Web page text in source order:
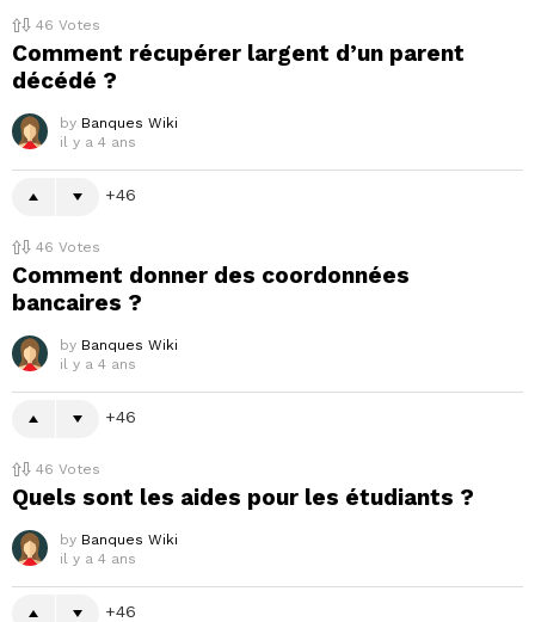
46 Votes
Comment récupérer largent d’un parent
décédé ?
by Banques Wiki
il y a 4 ans
46
46 Votes
Comment donner des coordonnées
bancaires ?
by Banques Wiki
il y a 4 ans
46
46 Votes
Quels sont les aides pour les étudiants ?
by Banques Wiki
il y a 4 ans
46